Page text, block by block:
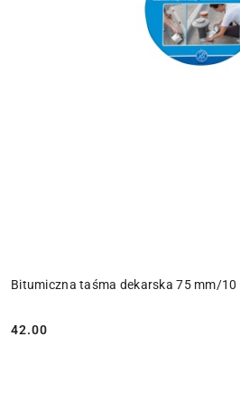
Bitumiczna taśma dekarska 75 mm/10
Cena:
42.00